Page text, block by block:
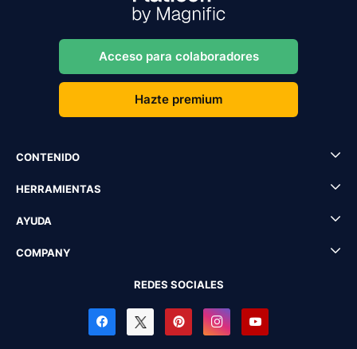
Acceso para colaboradores
Hazte premium
CONTENIDO
HERRAMIENTAS
AYUDA
COMPANY
REDES SOCIALES